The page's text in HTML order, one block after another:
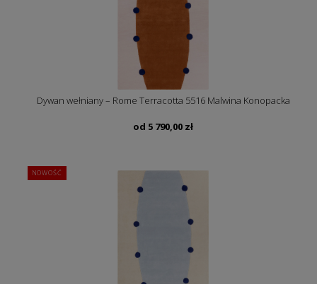
Dywan wełniany – Rome Terracotta 5516 Malwina Konopacka
od 5 790,00 zł
NOWOŚĆ